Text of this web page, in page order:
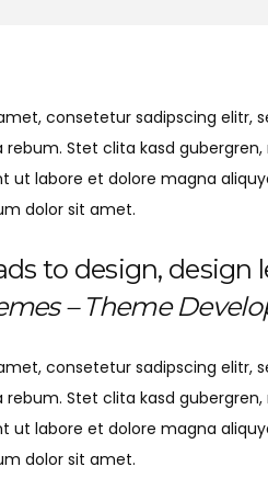
consetetur sadipscing
rebum. Stet clita kasd
ut labore et dolore magna
dolor sit amet.
to design,
– Theme
consetetur sadipscing
rebum. Stet clita kasd
ut labore et dolore magna
dolor sit amet.